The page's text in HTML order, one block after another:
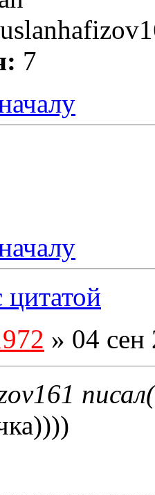
7
цитатой
» 04 сен